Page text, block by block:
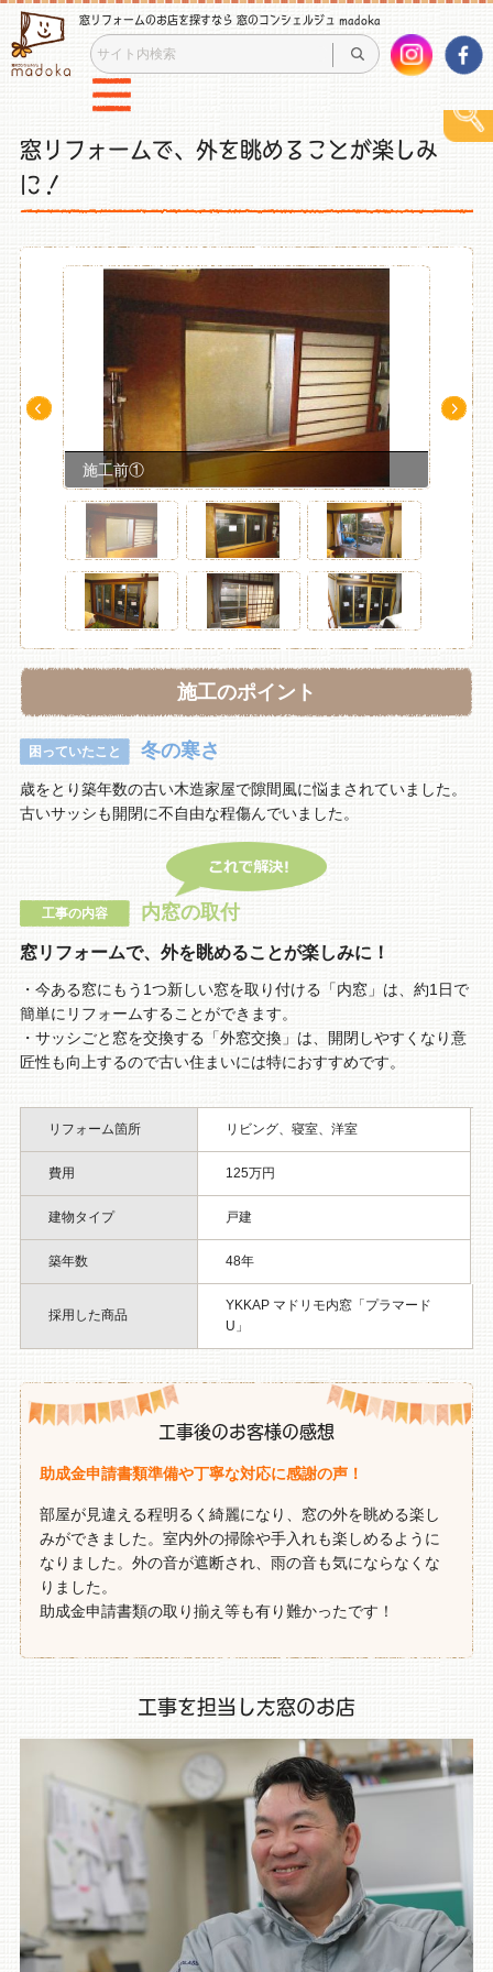
窓リフォームのお店を探すなら 窓のコンシェルジュ madoka
窓リフォームで、外を眺めることが楽しみ
に！
施工前①
施工のポイント
困っていたこと 冬の寒さ
歳をとり築年数の古い木造家屋で隙間風に悩まされていました。
古いサッシも開閉に不自由な程傷んでいました。
工事の内容 内窓の取付
窓リフォームで、外を眺めることが楽しみに！
・今ある窓にもう1つ新しい窓を取り付ける「内窓」は、約1日で
簡単にリフォームすることができます。
・サッシごと窓を交換する「外窓交換」は、開閉しやすくなり意
匠性も向上するので古い住まいには特におすすめです。
リフォーム箇所 リビング、寝室、洋室
費用 125万円
建物タイプ 戸建
築年数 48年
採用した商品
YKKAP マドリモ内窓「プラマード
U」
工事後のお客様の感想
助成金申請書類準備や丁寧な対応に感謝の声！
部屋が見違える程明るく綺麗になり、窓の外を眺める楽し
みができました。室内外の掃除や手入れも楽しめるように
なりました。外の音が遮断され、雨の音も気にならなくな
りました。
助成金申請書類の取り揃え等も有り難かったです！
工事を担当した窓のお店